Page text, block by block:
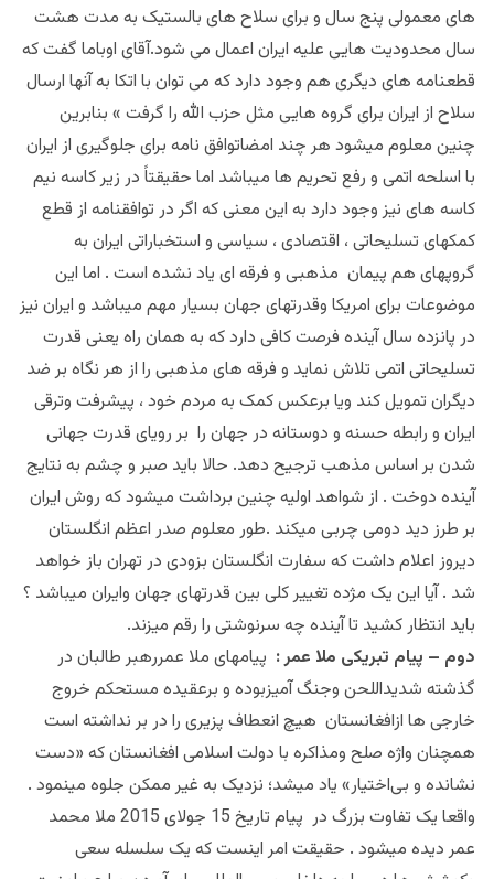
های معمولی پنج سال و برای سلاح های بالستیک به مدت هشت
سال محدودیت هایی علیه ایران اعمال می شود.آقای اوباما گفت که
قطعنامه های دیگری هم وجود دارد که می توان با اتکا به آنها ارسال
سلاح از ایران برای گروه هایی مثل حزب الله را گرفت » بنابرین
چنین معلوم میشود هر چند امضاتوافق نامه برای جلوگیری از ایران
با اسلحه اتمی و رفع تحریم ها میباشد اما حقیقتاً در زیر کاسه نیم
کاسه های نیز وجود دارد به این معنی که اگر در توافقنامه از قطع
کمکهای تسلیحاتی ، اقتصادی ، سیاسی و استخباراتی ایران به
گروپهای هم پیمان مذهبی و فرقه ای یاد نشده است . اما این
موضوعات برای امریکا وقدرتهای جهان بسیار مهم میباشد و ایران نیز
در پانزده سال آینده فرصت کافی دارد که به همان راه یعنی قدرت
تسلیحاتی اتمی تلاش نماید و فرقه های مذهبی را از هر نگاه بر ضد
دیگران تمویل کند ویا برعکس کمک به مردم خود ، پیشرفت وترقی
ایران و رابطه حسنه و دوستانه در جهان را بر رویای قدرت جهانی
شدن بر اساس مذهب ترجیح دهد. حالا باید صبر و چشم به نتایج
آینده دوخت . از شواهد اولیه چنین برداشت میشود که روش ایران
بر طرز دید دومی چربی میکند .طور معلوم صدر اعظم انگلستان
دیروز اعلام داشت که سفارت انگلستان بزودی در تهران باز خواهد
شد . آیا این یک مژده تغییر کلی بین قدرتهای جهان وایران میباشد ؟
باید انتظار کشید تا آینده چه سرنوشتی را رقم میزند.
دوم – پیام تبریکی ملا عمر : پیامهای ملا عمررهبر طالبان در
گذشته شدیداللحن وجنگ آمیزبوده و برعقیده مستحکم خروج
خارجی ها ازافغانستان هیچ انعطاف پزیری را در بر نداشته است
همچنان واژه صلح ومذاکره با دولت اسلامی افغانستان که «دست
نشانده و بی‌اختیار» یاد میشد؛ نزدیک به غیر ممکن جلوه مینمود .
واقعا یک تفاوت بزرگ در پیام تاریخ 15 جولای 2015 ملا محمد
عمر دیده میشود . حقیقت امر اینست که یک سلسله سعی